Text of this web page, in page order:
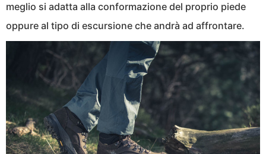
meglio si adatta alla conformazione del proprio piede
oppure al tipo di escursione che andrà ad affrontare.